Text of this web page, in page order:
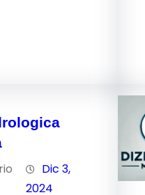
Dic 3,
2024